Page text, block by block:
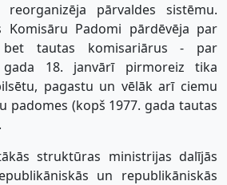
pārvaldes sistēmu.
Komisāru Padomi pārdēvēja par
bet tautas komisariārus - par
gada 18. janvārī pirmoreiz tika
pagastu un vēlāk arī ciemu
padomes (kopš 1977. gada tautas
struktūras ministrijas dalījās
un republikāniskās